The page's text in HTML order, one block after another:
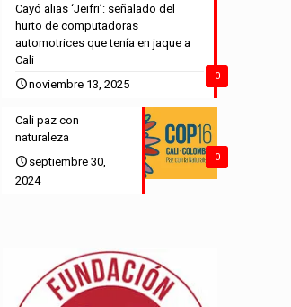
0
Cayó alias ‘Jeifri’: señalado del
hurto de computadoras
automotrices que tenía en jaque a
Cali
noviembre 13, 2025
0
Cali paz con
naturaleza
septiembre 30,
2024